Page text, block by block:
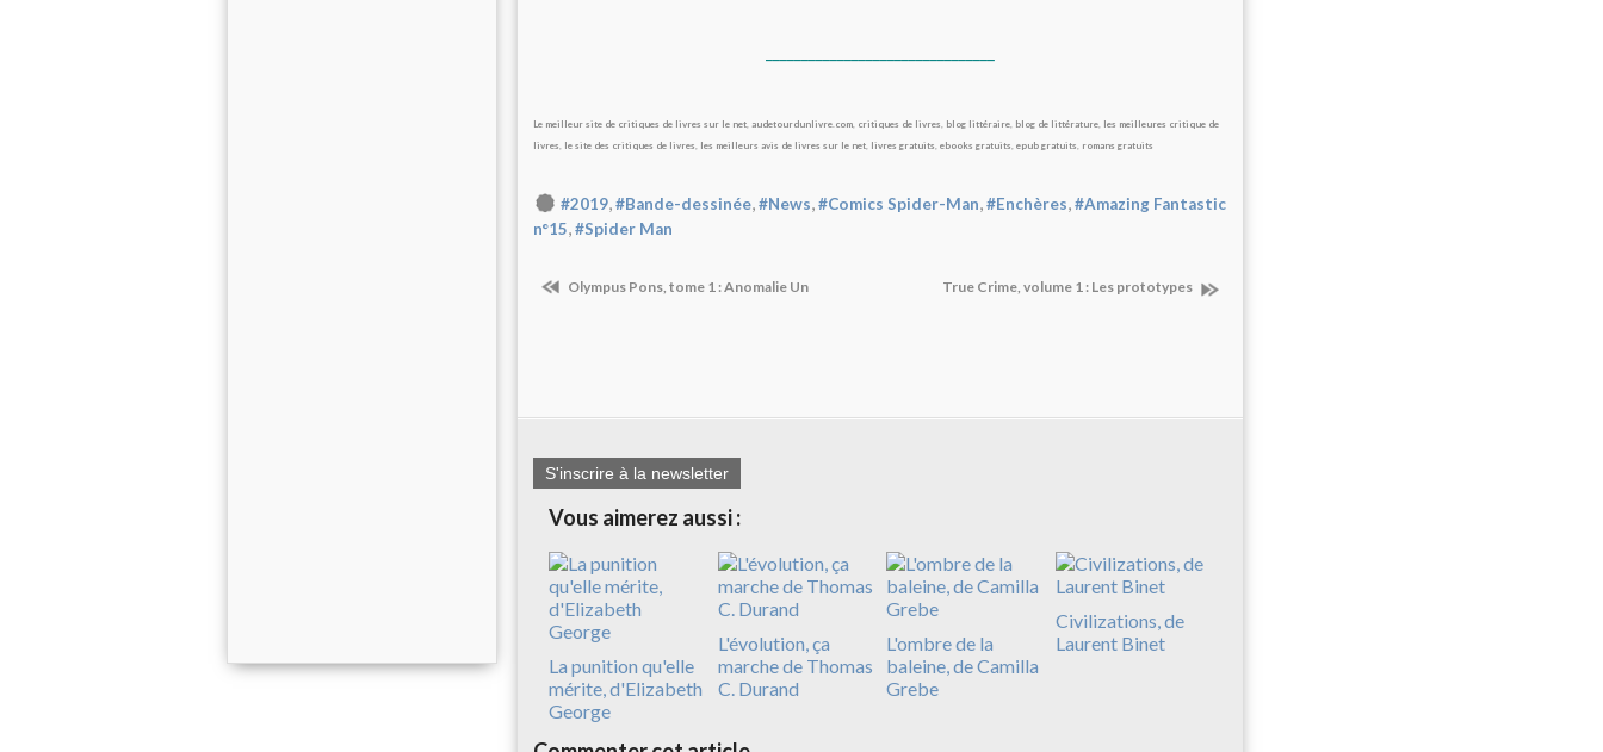
Le meilleur site de critiques de livres sur le net audetourdunlivre.com critiques de livres blog littéraire blog de littérature les meilleures critique de
livres le site des critiques de livres les meilleurs avis de livres sur le net livres gratuits ebooks gratuits epub gratuits romans gratuits
#2019,#Bande-dessinée,#News,#Comics Spider-Man,#Enchères,#Amazing Fantastic
n°15,#Spider Man
Olympus Pons, tome 1 : Anomalie Un True Crime, volume 1 : Les prototypes
S'inscrire à la newsletter
Vous aimerez aussi :
La punition qu'elle
mérite, d'Elizabeth
George
L'évolution, ça
marche de Thomas
C. Durand
L'ombre de la
baleine, de Camilla
Grebe
Civilizations, de
Laurent Binet